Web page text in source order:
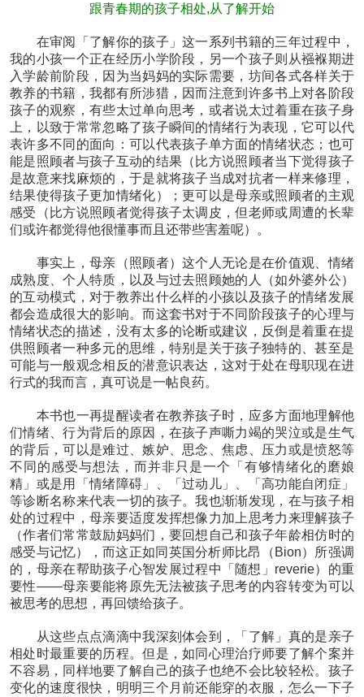
跟青春期的孩子相处,从了解开始
在审阅「了解你的孩子」这一系列书籍的三年过程中，
我的小孩一个正在经历小学阶段，另一个孩子则从襁褓期进
入学龄前阶段，因为当妈妈的实际需要，坊间各式各样关于
教养的书籍，我都有所涉猎，因而注意到许多书上对各阶段
孩子的观察，有些太过单向思考，或者说太过着重在孩子身
上，以致于常常忽略了孩子瞬间的情绪行为表现，它可以代
表许多不同的面向：可以代表孩子单方面的情绪状态；也可
能是照顾者与孩子互动的结果（比方说照顾者当下觉得孩子
是故意来找麻烦的，于是就将孩子当成对抗者一样来修理，
结果使得孩子更加情绪化）；更可以是母亲或照顾者的主观
感受（比方说照顾者觉得孩子太调皮，但老师或周遭的长辈
们或许都觉得他很懂事而且还带些害羞呢）。
事实上，母亲（照顾者）这个人无论是在价值观、情绪
成熟度、个人特质，以及与过去照顾她的人（如外婆外公）
的互动模式，对于教养出什么样的小孩以及孩子的情绪发展
都会造成很大的影响。而这套书对于不同阶段孩子的心理与
情绪状态的描述，没有太多的论断或建议，反倒是着重在提
供照顾者一种多元的思维，特别是关于孩子独特的、甚至是
可能与一般观念相反的潜意识表达，这对于处在母职现在进
行式的我而言，真可说是一帖良药。
本书也一再提醒读者在教养孩子时，应多方面地理解他
们情绪、行为背后的原因，在孩子声嘶力竭的哭泣或是生气
的背后，可以是难过、嫉妒、思念、焦虑、压力或是愤怒等
不同的感受与想法，而并非只是一个「有够情绪化的磨娘
精」或是用「情绪障碍」、「过动儿」、「高功能自闭症」
等诊断名称来代表一切的孩子。我也渐渐发现，在与孩子相
处的过程中，母亲要适度发挥想像力加上思考力来理解孩子
（作者们常常鼓励妈妈们，要回想自己和孩子年龄相仿时的
感受与记忆），而这正如同英国分析师比昂（Bion）所强调
的，母亲在帮助孩子心智发展过程中「随想」reverie）的重
要性——母亲要能将原先无法被孩子思考的内容转变为可以
被思考的思想，再回馈给孩子。
从这些点点滴滴中我深刻体会到，「了解」真的是亲子
相处时最重要的历程。但是，如同心理治疗师要了解个案并
不容易，同样地要了解自己的孩子也绝不会比较轻松。孩子
变化的速度很快，明明三个月前还能穿的衣服，怎么一下子